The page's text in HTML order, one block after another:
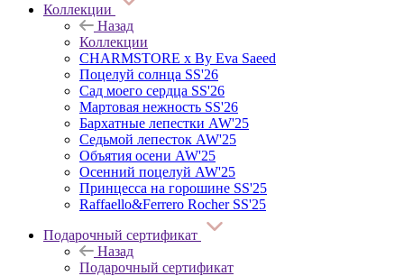
Коллекции
Назад
Коллекции
CHARMSTORE х By Eva Saeed
Поцелуй солнца SS'26
Сад моего сердца SS'26
Мартовая нежность SS'26
Бархатные лепестки AW'25
Седьмой лепесток AW'25
Объятия осени AW'25
Осенний поцелуй AW'25
Принцесса на горошине SS'25
Raffaello&Ferrero Rocher SS'25
Подарочный сертификат
Назад
Подарочный сертификат